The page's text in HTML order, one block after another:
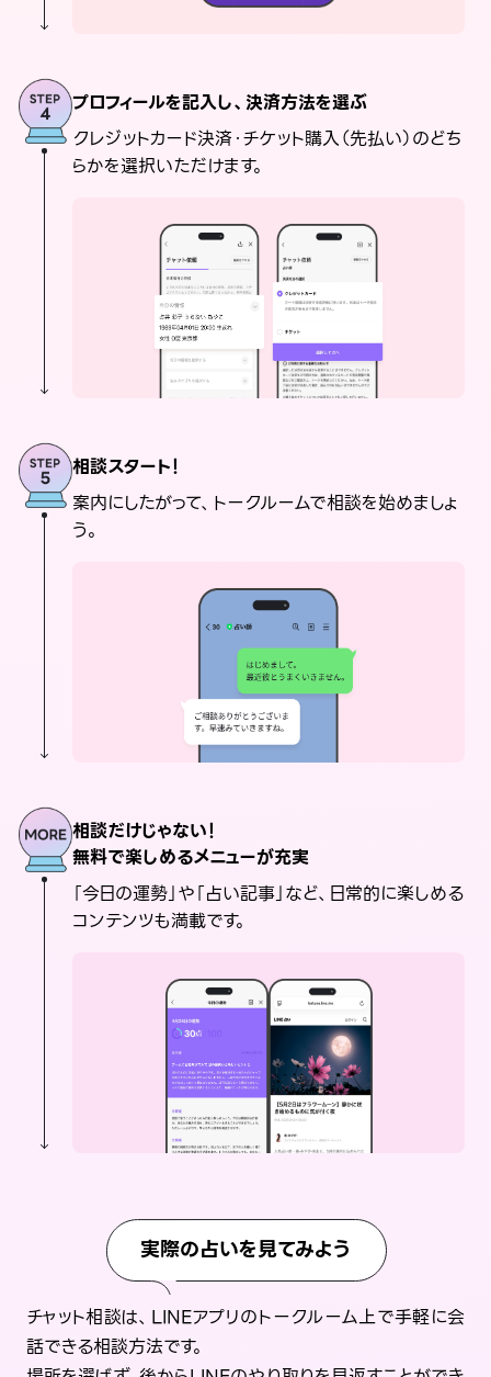
プロフィールを記入し、決済方法を選ぶ
クレジットカード決済・チケット購入（先払い）のどち
らかを選択いただけます。
相談スタート！
案内にしたがって、トークルームで相談を始めましょ
う。
相談だけじゃない！
無料で楽しめるメニューが充実
「今日の運勢」や「占い記事」など、日常的に楽しめる
コンテンツも満載です。
実際の占いを見てみよう
チャット相談は、LINEアプリのトークルーム上で手軽に会
話できる相談方法です。